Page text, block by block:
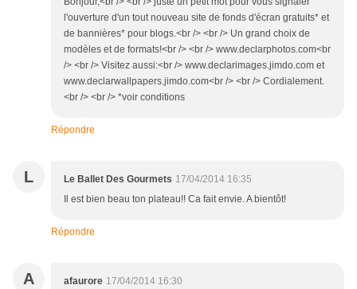
l'ouverture d'un tout nouveau site de fonds d'écran gratuits* et
de bannières* pour blogs.<br /> <br /> Un grand choix de
modèles et de formats!<br /> <br /> www.declarphotos.com<br
/> <br /> Visitez aussi:<br /> www.declarimages.jimdo.com et
www.declarwallpapers.jimdo.com<br /> <br /> Cordialement.
<br /> <br /> *voir conditions
Répondre
L Le Ballet Des Gourmets 17/04/2014 16:35
Il est bien beau ton plateau!! Ca fait envie. A bientôt!
Répondre
A afaurore 17/04/2014 16:30